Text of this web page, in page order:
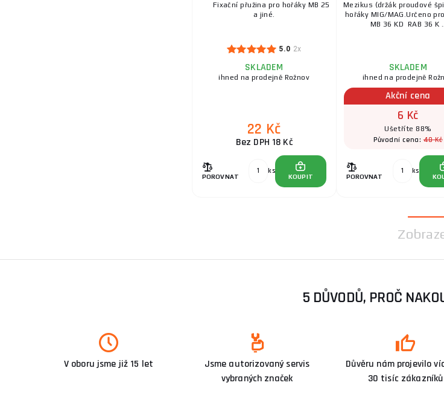
Fixační přužina pro hořáky MB 25
a jiné.
5.0 2x
SKLADEM
ihned na prodejně Rožnov
22 Kč
Bez DPH 18 Kč
POROVNAT
ks
KOUPIT
Mezikus (držák proudové
hořáky MIG/MAG.Určeno
MB 36 KD RAB 36 K
SKLADEM
ihned na prodejně
Akční cena
6 Kč
Ušetříte 88%
Původní cena:48 Kč
POROVNAT
ks
5 DŮVODŮ, PROČ
V oboru jsme již 15 let
Jsme autorizovaný servis
vybraných značek
Důvěru nám projevilo
30 tisíc zákazníků